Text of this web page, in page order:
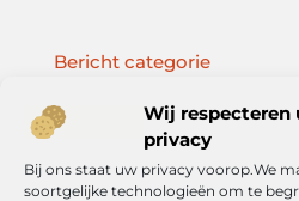
Wij respecteren
privacy
Bij ons staat uw privacy voorop.We
soortgelijke technologieën om te
Onze informatie
Bericht categorie